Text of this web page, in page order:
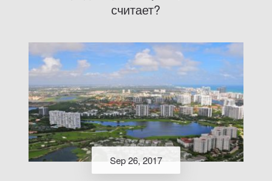
считает?
Sep 26, 2017